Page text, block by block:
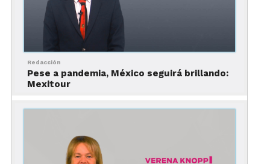
Dijo que esta contingencia ayudará a ser mejores y
a valorar más la actividad turística, a celebrar la
vida con todo lo bueno y lo no tan bueno
La industria turística, hoy vulnerada por
acontecimientos fuera de nuestro control, sin
Dijo que es importante no bajar la guardia, pues
pronto habrán de sacar de esta situación las
Redacción
Pese a pandemia, México seguirá brillando:
Mexitour